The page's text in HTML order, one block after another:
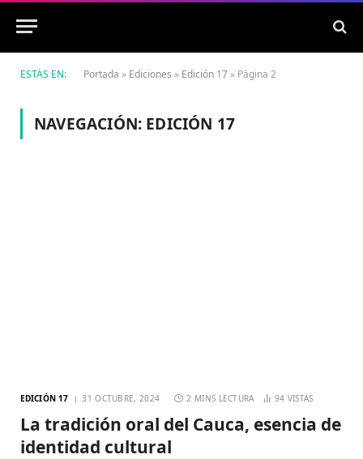
ESTÁS EN: Portada » Ediciones » Edición 17 » Página 2
NAVEGACIÓN: EDICIÓN 17
EDICIÓN 17 31 OCTUBRE, 2024 2 MINS LECTURA 94 VISTAS
La tradición oral del Cauca, esencia de
identidad cultural